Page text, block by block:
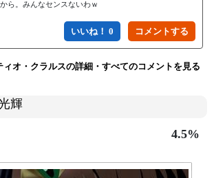
ら。みんなセンスないわｗ
いいね！ 0
ィオ・クラルスの詳細・すべてのコメントを見る
輝
4.5%